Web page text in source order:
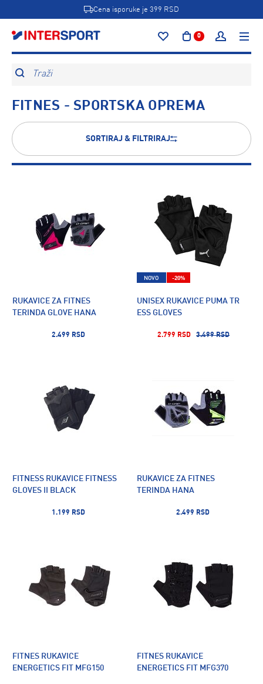
Cena isporuke je 399 RSD
0
Traži
FITNES - SPORTSKA OPREMA
SORTIRAJ & FILTRIRAJ
RUKAVICE ZA FITNES
TERINDA GLOVE HANA
2.499 RSD
UNISEX RUKAVICE PUMA TR
ESS GLOVES
2.799 RSD 3.499 RSD
NOVO -20%
FITNESS RUKAVICE FITNESS
GLOVES II BLACK
1.199 RSD
RUKAVICE ZA FITNES
TERINDA HANA
2.499 RSD
FITNES RUKAVICE
ENERGETICS FIT MFG150
FITNES RUKAVICE
ENERGETICS FIT MFG370